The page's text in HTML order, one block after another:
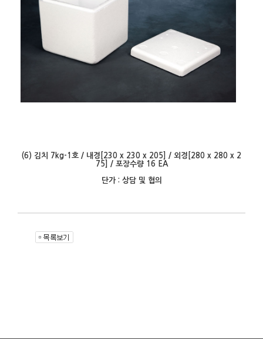
(6) 김치 7kg-1호 / 내경[230 x 230 x 205] / 외경[280 x 280 x 2
75] / 포장수량 16 EA
단가 : 상담 및 협의